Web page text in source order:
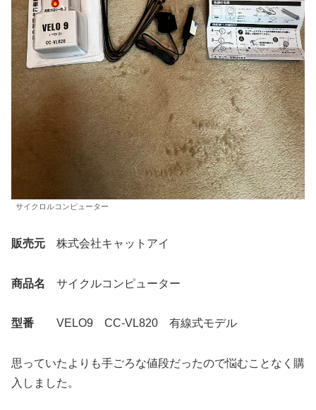
サイクロルコンピューター
販売元 株式会社キャットアイ
商品名 サイクルコンピューター
型番 VELO9 CC-VL820 有線式モデル
思っていたよりも手ごろな値段だったので悩むことなく購
入しました。